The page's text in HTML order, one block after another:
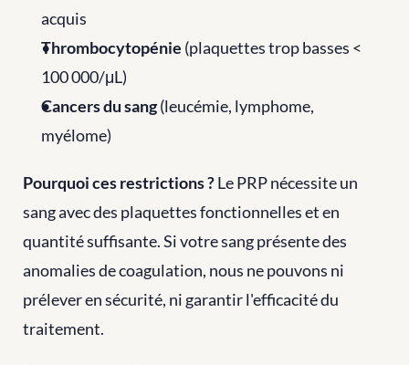
acquis
Thrombocytopénie (plaquettes trop basses <
100 000/μL)
Cancers du sang (leucémie, lymphome,
myélome)
Pourquoi ces restrictions ? Le PRP nécessite un
sang avec des plaquettes fonctionnelles et en
quantité suffisante. Si votre sang présente des
anomalies de coagulation, nous ne pouvons ni
prélever en sécurité, ni garantir l'efficacité du
traitement.